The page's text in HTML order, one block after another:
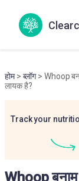
होम> ब्लॉग> Whoop
लायक है?
Track your
Whoop